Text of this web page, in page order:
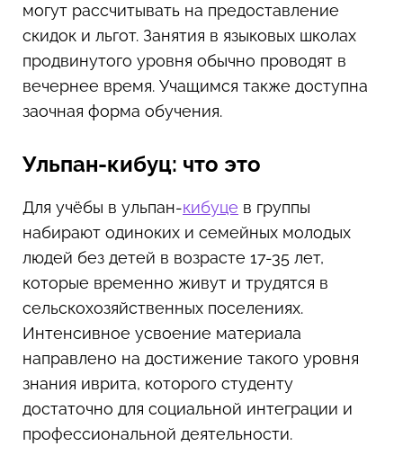
могут рассчитывать на предоставление
скидок и льгот. Занятия в языковых школах
продвинутого уровня обычно проводят в
вечернее время. Учащимся также доступна
заочная форма обучения.
Ульпан-кибуц: что это
Для учёбы в ульпан-кибуце в группы
набирают одиноких и семейных молодых
людей без детей в возрасте 17-35 лет,
которые временно живут и трудятся в
сельскохозяйственных поселениях.
Интенсивное усвоение материала
направлено на достижение такого уровня
знания иврита, которого студенту
достаточно для социальной интеграции и
профессиональной деятельности.